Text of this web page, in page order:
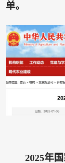
单。
2025年